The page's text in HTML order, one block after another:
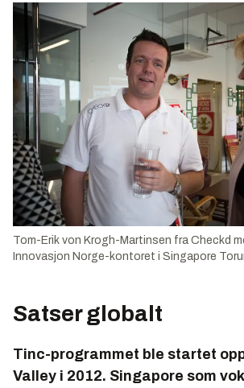
Tom-Erik von Krogh-Martinsen fra Checkd
Innovasjon Norge-kontoret i Singapore
Satser globalt
Tinc-programmet ble startet
Valley i 2012. Singapore som